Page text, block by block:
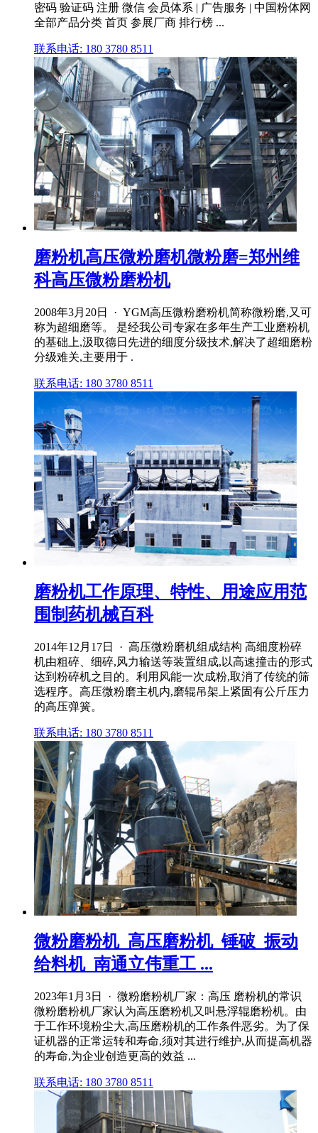
密码 验证码 注册 微信 会员体系 | 广告服务 | 中国粉体网
全部产品分类 首页 参展厂商 排行榜 ...
联系电话: 180 3780 8511
磨粉机高压微粉磨机微粉磨=郑州维
科高压微粉磨粉机
2008年3月20日 · YGM高压微粉磨粉机简称微粉磨,又可
称为超细磨等。 是经我公司专家在多年生产工业磨粉机
的基础上,汲取德日先进的细度分级技术,解决了超细磨粉
分级难关,主要用于 .
联系电话: 180 3780 8511
磨粉机工作原理、特性、用途应用范
围制药机械百科
2014年12月17日 · 高压微粉磨机组成结构 高细度粉碎
机由粗碎、细碎,风力输送等装置组成,以高速撞击的形式
达到粉碎机之目的。利用风能一次成粉,取消了传统的筛
选程序。高压微粉磨主机内,磨辊吊架上紧固有公斤压力
的高压弹簧。
联系电话: 180 3780 8511
微粉磨粉机_高压磨粉机_锤破_振动
给料机_南通立伟重工 ...
2023年1月3日 · 微粉磨粉机厂家：高压 磨粉机的常识
微粉磨粉机厂家认为高压磨粉机又叫悬浮辊磨粉机。由
于工作环境粉尘大,高压磨粉机的工作条件恶劣。为了保
证机器的正常运转和寿命,须对其进行维护,从而提高机器
的寿命,为企业创造更高的效益 ...
联系电话: 180 3780 8511